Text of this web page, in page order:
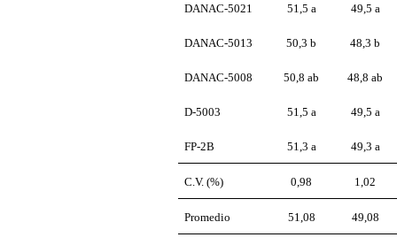
DANAC-5021 51,5 a 49,5 a
DANAC-5013 50,3 b 48,3 b
DANAC-5008 50,8 ab 48,8 ab
D-5003 51,5 a 49,5 a
FP-2B 51,3 a 49,3 a
C.V. (%) 0,98 1,02
Promedio 51,08 49,08